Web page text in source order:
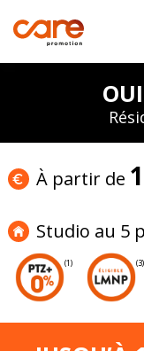
À partir de
Studio au 5
(1) (3)